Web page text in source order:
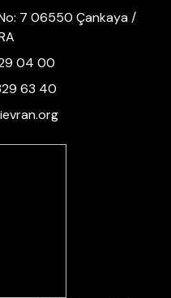
7 06550 Çankaya /
04 00
63 40